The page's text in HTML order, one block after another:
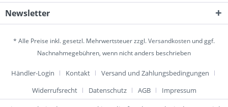
Newsletter
* Alle Preise inkl. gesetzl. Mehrwertsteuer zzgl.Versandkosten und ggf.
Nachnahmegebühren, wenn nicht anders beschrieben
Händler-Login Kontakt
Versand und Zahlungsbedingungen
Widerrufsrecht
Datenschutz AGB Impressum